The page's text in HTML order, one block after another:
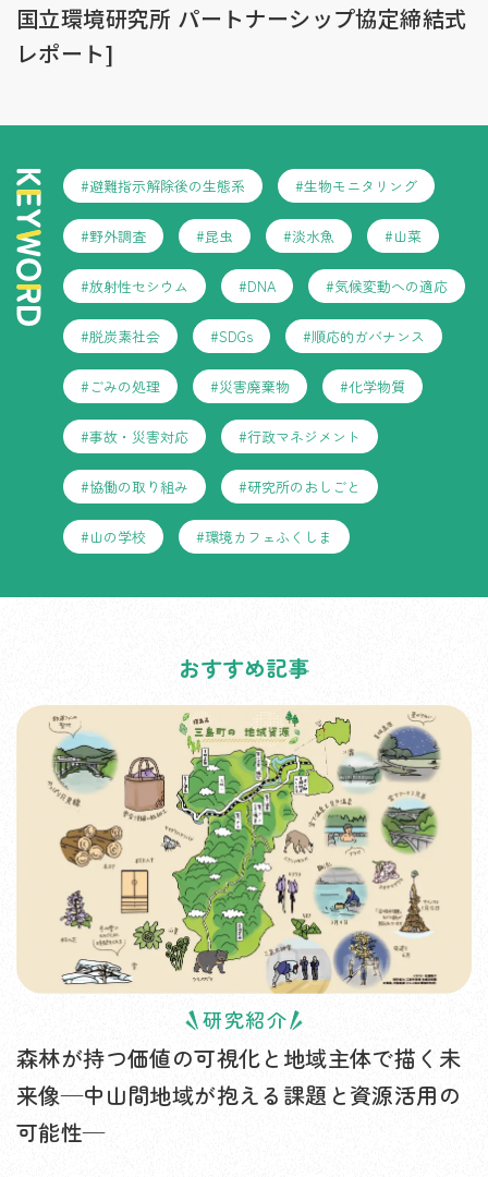
国立環境研究所 パートナーシップ協定締結式
レポート]
#避難指示解除後の生態系 #生物モニタリング
#野外調査 #昆虫 #淡水魚 #山菜
#放射性セシウム #DNA #気候変動への適応
#脱炭素社会 #SDGs #順応的ガバナンス
#ごみの処理 #災害廃棄物 #化学物質
#事故・災害対応 #行政マネジメント
#協働の取り組み #研究所のおしごと
#山の学校 #環境カフェふくしま
おすすめ記事
森林が持つ価値の可視化と地域主体で描く未
来像—中山間地域が抱える課題と資源活用の
可能性—
研究紹介